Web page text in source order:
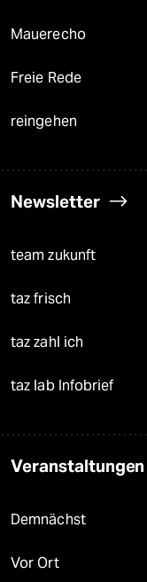
Mauerecho
Freie Rede
reingehen
Newsletter
team zukunft
taz frisch
taz zahl ich
taz lab Infobrief
Veranstaltungen
Demnächst
Vor Ort